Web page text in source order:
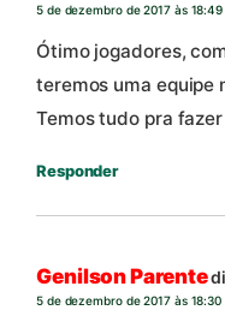
5 de dezembro de 2017 às 18:49
Ótimo jogadores,
teremos uma equipe
Temos tudo pra
Responder
Genilson Parente
5 de dezembro de 2017 às 18:30